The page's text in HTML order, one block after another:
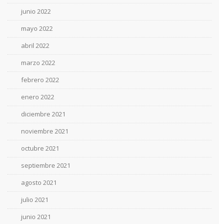
junio 2022
mayo 2022
abril 2022
marzo 2022
febrero 2022
enero 2022
diciembre 2021
noviembre 2021
octubre 2021
septiembre 2021
agosto 2021
julio 2021
junio 2021